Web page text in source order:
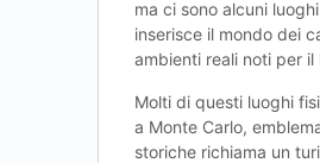
ma ci sono alcuni
inserisce il mondo dei
ambienti reali noti per
Molti di questi luoghi
a Monte Carlo,
storiche richiama un